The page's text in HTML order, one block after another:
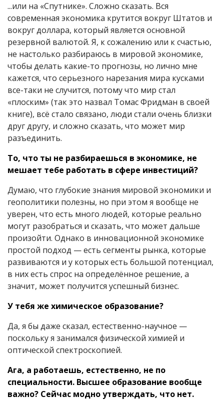
...или на «Спутнике». Сложно сказать. Вся
современная экономика крутится вокруг Штатов и
вокруг доллара, который является основной
резервной валютой. Я, к сожалению или к счастью,
не настолько разбираюсь в мировой экономике,
чтобы делать какие-то прогнозы, но лично мне
кажется, что серьезного нарезания мира кусками
все-таки не случится, потому что мир стал
«плоским» (так это назвал Томас Фридман в своей
книге), всё стало связано, люди стали очень близки
друг другу, и сложно сказать, что может мир
разъединить.
То, что ты не разбираешься в экономике, не
мешает тебе работать в сфере инвестиций?
Думаю, что глубокие знания мировой экономики и
геополитики полезны, но при этом я вообще не
уверен, что есть много людей, которые реально
могут разобраться и сказать, что может дальше
произойти. Однако в инновационной экономике
простой подход — есть сегменты рынка, которые
развиваются и у которых есть большой потенциал,
в них есть спрос на определённое решение, а
значит, может получится успешный бизнес.
У тебя же химическое образование?
Да, я бы даже сказал, естественно-научное —
поскольку я занимался физической химией и
оптической спектроскопией.
Ага, а работаешь, естественно, не по
специальности. Высшее образование вообще
важно? Сейчас модно утверждать, что нет.